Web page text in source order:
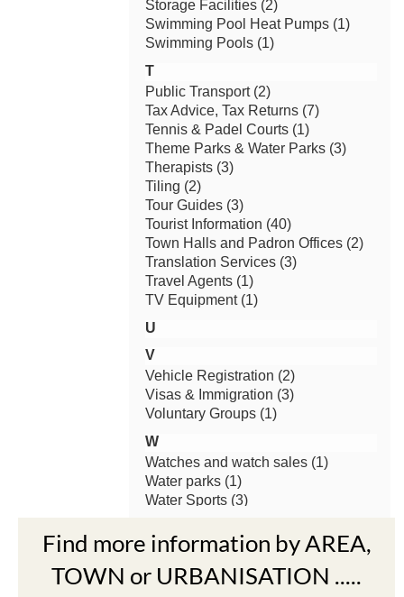
Find more information by AREA,
TOWN or URBANISATION .....